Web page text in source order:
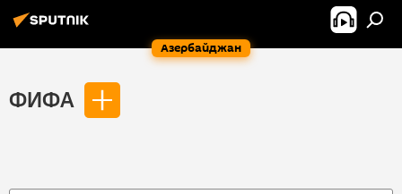
Азербайджан
ФИФА